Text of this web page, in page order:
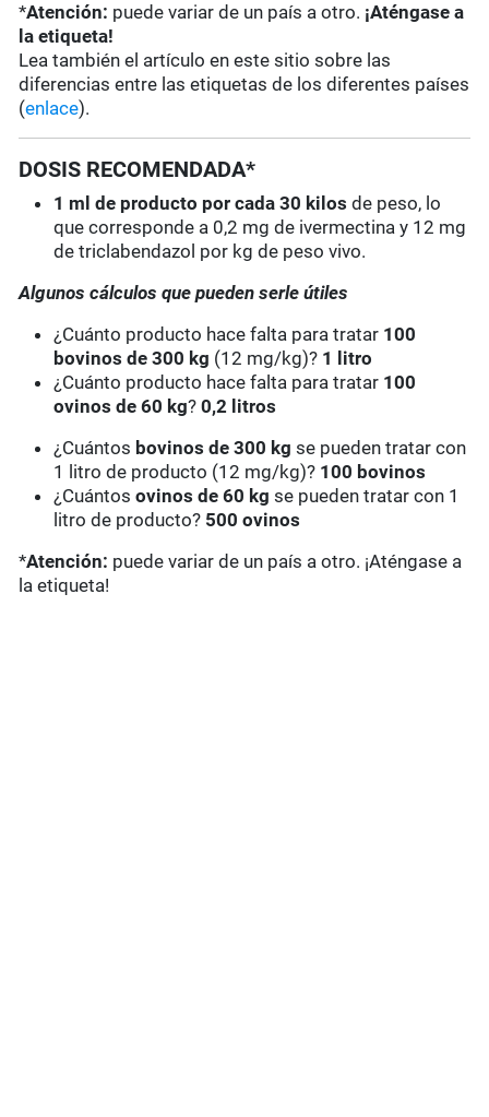
*Atención: puede variar de un país a otro. ¡Aténgase a
la etiqueta!
Lea también el artículo en este sitio sobre las
diferencias entre las etiquetas de los diferentes países
(enlace).
DOSIS RECOMENDADA*
1 ml de producto por cada 30 kilos de peso, lo
que corresponde a 0,2 mg de ivermectina y 12 mg
de triclabendazol por kg de peso vivo.
Algunos cálculos que pueden serle útiles
¿Cuánto producto hace falta para tratar 100
bovinos de 300 kg (12 mg/kg)? 1 litro
¿Cuánto producto hace falta para tratar 100
ovinos de 60 kg?0,2 litros
¿Cuántos bovinos de 300 kg se pueden tratar con
1 litro de producto (12 mg/kg)? 100 bovinos
¿Cuántosovinos de 60 kg se pueden tratar con 1
litro de producto? 500 ovinos
*Atención: puede variar de un país a otro. ¡Aténgase a
la etiqueta!